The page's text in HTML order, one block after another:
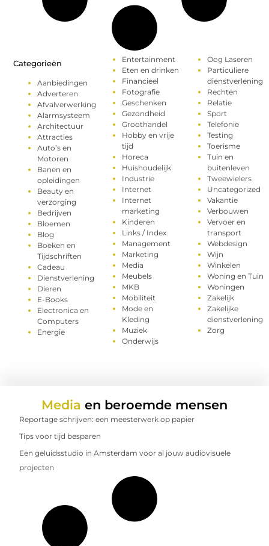
Categorieën
Aanbiedingen
Adverteren
Afvalverwerking
Alarmsysteem
Architectuur
Attracties
Auto’s en
Motoren
Banen en
opleidingen
Beauty en
verzorging
Bedrijven
Bloemen
Blog
Boeken en
Tijdschriften
Cadeau
Dienstverlening
Dieren
E-Books
Electronica en
Computers
Energie
Entertainment
Eten en drinken
Financieel
Fotografie
Geschenken
Gezondheid
Groothandel
Hobby en vrije
tijd
Horeca
Huishoudelijk
Industrie
Internet
Internet
marketing
Kinderen
Links / Index
Management
Marketing
Media
Meubels
MKB
Mobiliteit
Mode en
Kleding
Muziek
Onderwijs
Oog Laseren
Particuliere
dienstverlening
Rechten
Relatie
Sport
Telefonie
Testing
Toerisme
Tuin en
buitenleven
Tweewielers
Uncategorized
Vakantie
Verbouwen
Vervoer en
transport
Webdesign
Wijn
Winkelen
Woning en Tuin
Woningen
Zakelijk
Zakelijke
dienstverlening
Zorg
Media en beroemde mensen
Reportage schrijven: een meesterwerk op papier
Tips voor tijd besparen
Een geluidsstudio in Amsterdam voor al jouw audiovisuele
projecten